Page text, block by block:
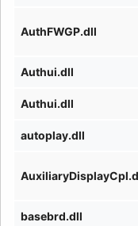
AuthFWGP.dll
Authui.dll
Authui.dll
autoplay.dll
basebrd.dll